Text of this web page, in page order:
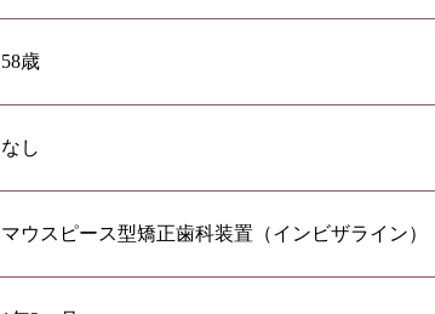
58歳
なし
マウスピース型矯正⻭科装置（インビザライン）